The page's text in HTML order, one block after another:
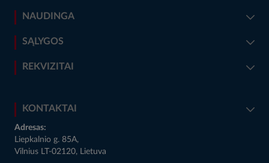
NAUDINGA
SĄLYGOS
REKVIZITAI
KONTAKTAI
Adresas:
Liepkalnio g. 85A,
Vilnius LT-02120, Lietuva